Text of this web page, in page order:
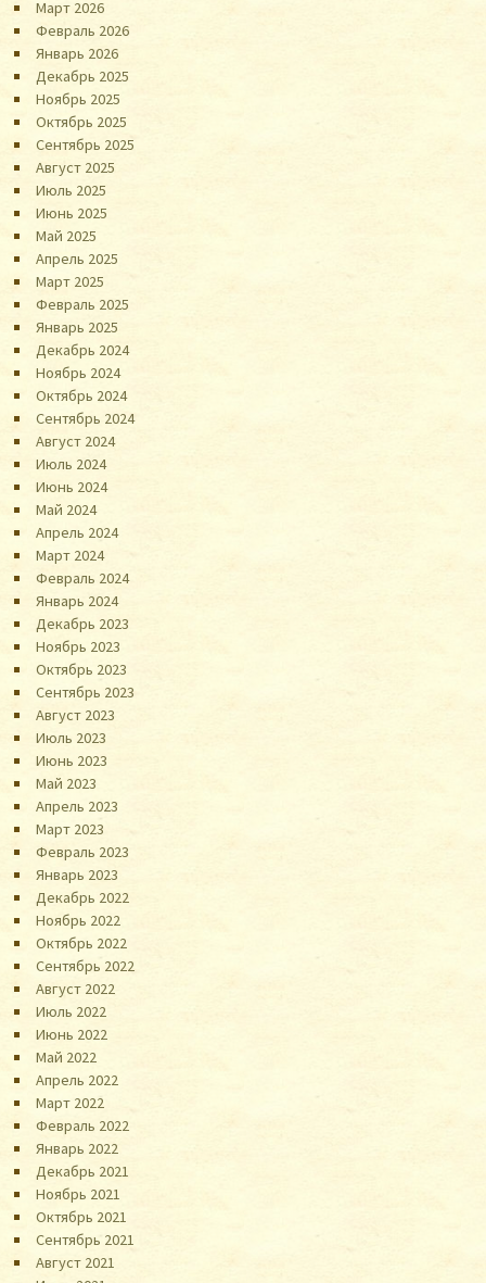
Март 2026
Февраль 2026
Январь 2026
Декабрь 2025
Ноябрь 2025
Октябрь 2025
Сентябрь 2025
Август 2025
Июль 2025
Июнь 2025
Май 2025
Апрель 2025
Март 2025
Февраль 2025
Январь 2025
Декабрь 2024
Ноябрь 2024
Октябрь 2024
Сентябрь 2024
Август 2024
Июль 2024
Июнь 2024
Май 2024
Апрель 2024
Март 2024
Февраль 2024
Январь 2024
Декабрь 2023
Ноябрь 2023
Октябрь 2023
Сентябрь 2023
Август 2023
Июль 2023
Июнь 2023
Май 2023
Апрель 2023
Март 2023
Февраль 2023
Январь 2023
Декабрь 2022
Ноябрь 2022
Октябрь 2022
Сентябрь 2022
Август 2022
Июль 2022
Июнь 2022
Май 2022
Апрель 2022
Март 2022
Февраль 2022
Январь 2022
Декабрь 2021
Ноябрь 2021
Октябрь 2021
Сентябрь 2021
Август 2021